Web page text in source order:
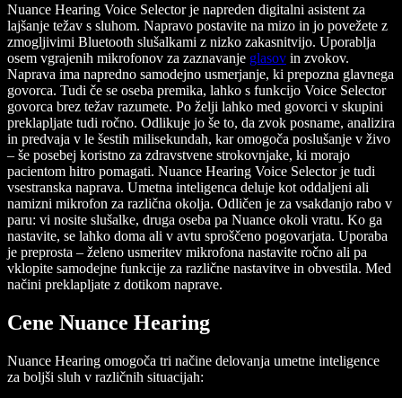
Nuance Hearing Voice Selector je napreden digitalni asistent za
lajšanje težav s sluhom. Napravo postavite na mizo in jo povežete z
zmogljivimi Bluetooth slušalkami z nizko zakasnitvijo. Uporablja
osem vgrajenih mikrofonov za zaznavanje glasov in zvokov.
Naprava ima napredno samodejno usmerjanje, ki prepozna glavnega
govorca. Tudi če se oseba premika, lahko s funkcijo Voice Selector
govorca brez težav razumete. Po želji lahko med govorci v skupini
preklapljate tudi ročno. Odlikuje jo še to, da zvok posname, analizira
in predvaja v le šestih milisekundah, kar omogoča poslušanje v živo
– še posebej koristno za zdravstvene strokovnjake, ki morajo
pacientom hitro pomagati. Nuance Hearing Voice Selector je tudi
vsestranska naprava. Umetna inteligenca deluje kot oddaljeni ali
namizni mikrofon za različna okolja. Odličen je za vsakdanjo rabo v
paru: vi nosite slušalke, druga oseba pa Nuance okoli vratu. Ko ga
nastavite, se lahko doma ali v avtu sproščeno pogovarjata. Uporaba
je preprosta – želeno usmeritev mikrofona nastavite ročno ali pa
vklopite samodejne funkcije za različne nastavitve in obvestila. Med
načini preklapljate z dotikom naprave.
Cene Nuance Hearing
Nuance Hearing omogoča tri načine delovanja umetne inteligence
za boljši sluh v različnih situacijah: